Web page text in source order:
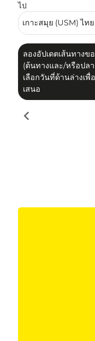
ไป
ลองอัปเดตเส้นทางข
(ต้นทางและ/หรือปล
เลือกวันที่ด้านล่างเ
เสนอ
chevron_left